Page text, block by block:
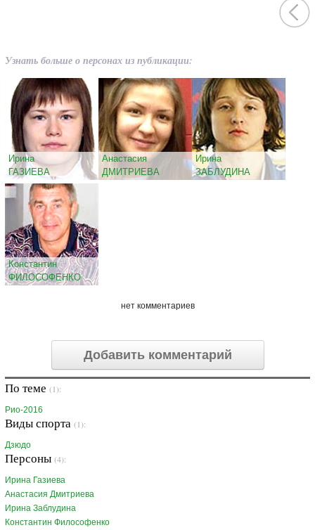
Узнать больше о персонах из публикации:
Ирина
ГАЗИЕВА
Анастасия
ДМИТРИЕВА
Ирина
ЗАБЛУДИНА
Константин
ФИЛОСОФЕНКО
нет комментариев
Добавить комментарий
По теме (1):
Рио-2016
Виды спорта (1):
Дзюдо
Персоны (4):
Ирина Газиева
Анастасия Дмитриева
Ирина Заблудина
Константин Философенко